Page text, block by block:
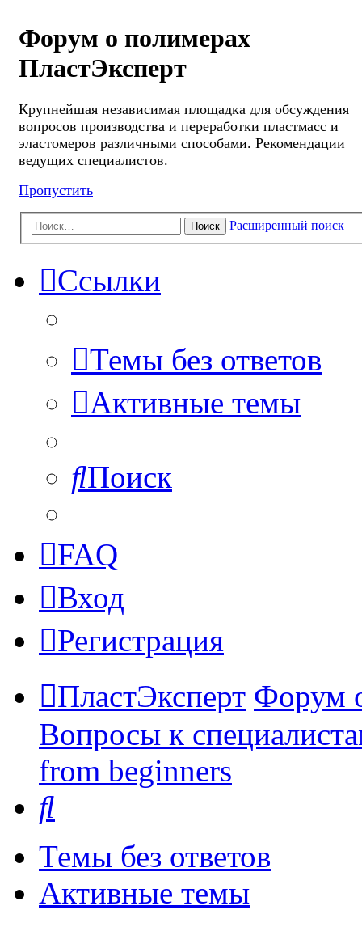
Форум о полимерах
ПластЭксперт
Крупнейшая независимая площадка для обсуждения
вопросов производства и переработки пластмасс и
эластомеров различными способами. Рекомендации
ведущих специалистов.
Пропустить
Поиск Расширенный поиск
Ссылки
Темы без ответов
Активные темы
Поиск
FAQ
Вход
Регистрация
ПластЭксперт Форум
Вопросы к
from beginners
Темы без ответов
Активные темы